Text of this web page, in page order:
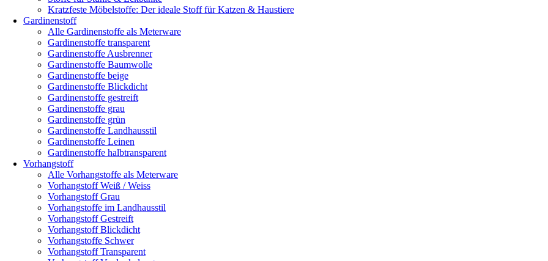
Kratzfeste Möbelstoffe: Der ideale Stoff für Katzen & Haustiere
Gardinenstoff
Alle Gardinenstoffe als Meterware
Gardinenstoffe transparent
Gardinenstoffe Ausbrenner
Gardinenstoffe Baumwolle
Gardinenstoffe beige
Gardinenstoffe Blickdicht
Gardinenstoffe gestreift
Gardinenstoffe grau
Gardinenstoffe grün
Gardinenstoffe Landhausstil
Gardinenstoffe Leinen
Gardinenstoffe halbtransparent
Vorhangstoff
Alle Vorhangstoffe als Meterware
Vorhangstoff Weiß / Weiss
Vorhangstoff Grau
Vorhangstoffe im Landhausstil
Vorhangstoff Gestreift
Vorhangstoff Blickdicht
Vorhangstoffe Schwer
Vorhangstoff Transparent